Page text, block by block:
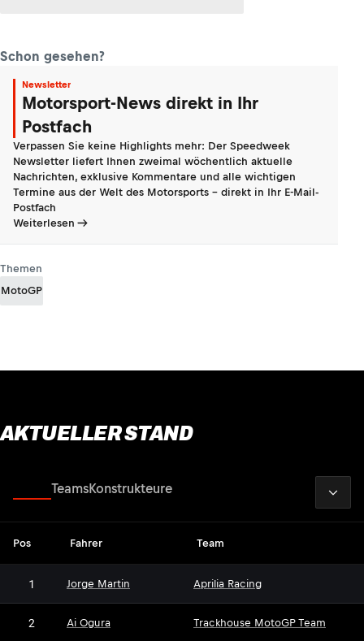
Schon gesehen?
Newsletter
Motorsport-News direkt in Ihr
Postfach
Verpassen Sie keine Highlights mehr: Der Speedweek
Newsletter liefert Ihnen zweimal wöchentlich aktuelle
Nachrichten, exklusive Kommentare und alle wichtigen
Termine aus der Welt des Motorsports - direkt in Ihr E-Mail-
Postfach
Weiterlesen
Themen
MotoGP
AKTUELLER STAND
TeamsKonstrukteure
Pos Fahrer Team
1 Jorge Martin Aprilia Racing
2 Ai Ogura Trackhouse MotoGP Team